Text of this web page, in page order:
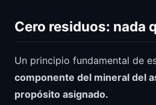
Cero residuos: nada
Un principio fundamental de
componente del mineral del
propósito asignado.